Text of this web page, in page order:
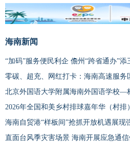
海南新闻
“加码”服务便民利企 儋州“跨省通办”添
零碳、超充、网红打卡：海南高速服务
北京外国语大学附属海南外国语学校—
2026年全国和美乡村排球嘉年华（村排
海南自贸港“样板间”抢抓开放机遇展现
直面台风季灾害场景 海南开展应急通